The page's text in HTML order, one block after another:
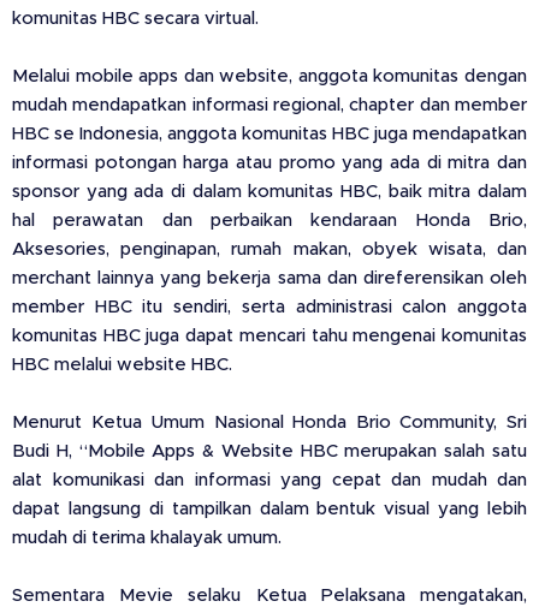
komunitas HBC secara virtual.
Melalui mobile apps dan website, anggota komunitas dengan
mudah mendapatkan informasi regional, chapter dan member
HBC se Indonesia, anggota komunitas HBC juga mendapatkan
informasi potongan harga atau promo yang ada di mitra dan
sponsor yang ada di dalam komunitas HBC, baik mitra dalam
hal perawatan dan perbaikan kendaraan Honda Brio,
Aksesories, penginapan, rumah makan, obyek wisata, dan
merchant lainnya yang bekerja sama dan direferensikan oleh
member HBC itu sendiri, serta administrasi calon anggota
komunitas HBC juga dapat mencari tahu mengenai komunitas
HBC melalui website HBC.
Menurut Ketua Umum Nasional Honda Brio Community, Sri
Budi H, “Mobile Apps & Website HBC merupakan salah satu
alat komunikasi dan informasi yang cepat dan mudah dan
dapat langsung di tampilkan dalam bentuk visual yang lebih
mudah di terima khalayak umum.
Sementara Mevie selaku Ketua Pelaksana mengatakan,